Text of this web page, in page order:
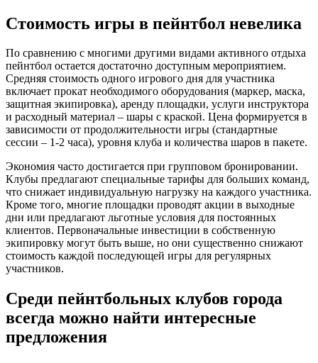
Стоимость игры в пейнтбол невелика
По сравнению с многими другими видами активного отдыха
пейнтбол остается достаточно доступным мероприятием.
Средняя стоимость одного игрового дня для участника
включает прокат необходимого оборудования (маркер, маска,
защитная экипировка), аренду площадки, услуги инструктора
и расходный материал – шары с краской. Цена формируется в
зависимости от продолжительности игры (стандартные
сессии – 1-2 часа), уровня клуба и количества шаров в пакете.
Экономия часто достигается при групповом бронировании.
Клубы предлагают специальные тарифы для больших команд,
что снижает индивидуальную нагрузку на каждого участника.
Кроме того, многие площадки проводят акции в выходные
дни или предлагают льготные условия для постоянных
клиентов. Первоначальные инвестиции в собственную
экипировку могут быть выше, но они существенно снижают
стоимость каждой последующей игры для регулярных
участников.
Среди пейнтбольных клубов города
всегда можно найти интересные
предложения